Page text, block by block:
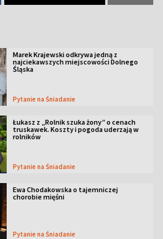
Marek Krajewski odkrywa jedną z
najciekawszych miejscowości Dolnego
Śląska
Pytanie na Śniadanie
Łukasz z „Rolnik szuka żony” o cenach
truskawek. Koszty i pogoda uderzają w
rolników
Pytanie na Śniadanie
Ewa Chodakowska o tajemniczej
chorobie mięśni
Pytanie na Śniadanie